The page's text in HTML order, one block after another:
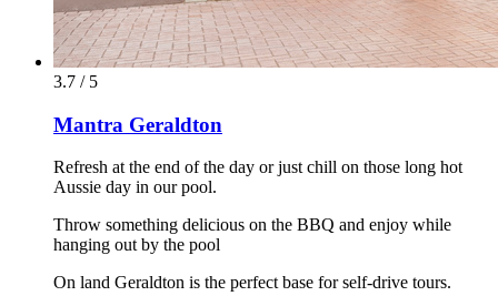
3.7 / 5
Mantra Geraldton
Refresh at the end of the day or just chill on those long hot
Aussie day in our pool.
Throw something delicious on the BBQ and enjoy while
hanging out by the pool
On land Geraldton is the perfect base for self-drive tours.